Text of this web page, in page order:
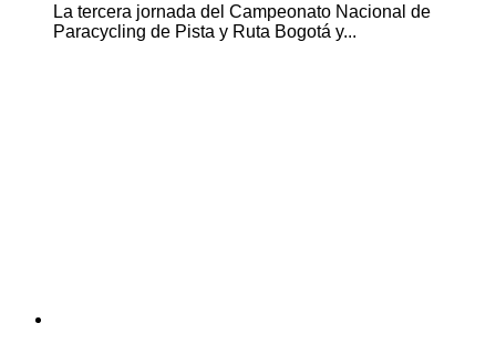
La tercera jornada del Campeonato Nacional de
Paracycling de Pista y Ruta Bogotá y...